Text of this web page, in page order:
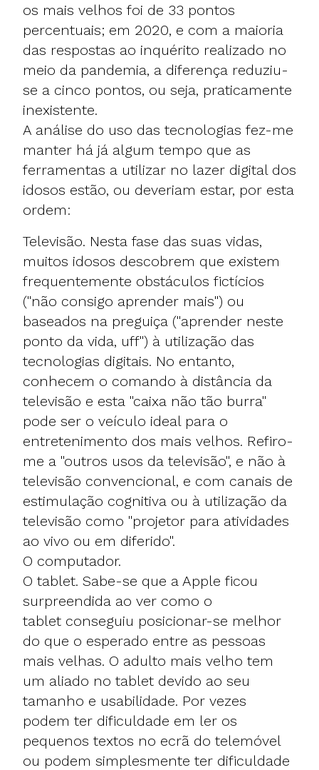
os mais velhos foi de 33 pontos
percentuais; em 2020, e com a maioria
das respostas ao inquérito realizado no
meio da pandemia, a diferença reduziu-
se a cinco pontos, ou seja, praticamente
inexistente.
A análise do uso das tecnologias fez-me
manter há já algum tempo que as
ferramentas a utilizar no lazer digital dos
idosos estão, ou deveriam estar, por esta
ordem:
Televisão. Nesta fase das suas vidas,
muitos idosos descobrem que existem
frequentemente obstáculos fictícios
("não consigo aprender mais") ou
baseados na preguiça ("aprender neste
ponto da vida, uff") à utilização das
tecnologias digitais. No entanto,
conhecem o comando à distância da
televisão e esta "caixa não tão burra"
pode ser o veículo ideal para o
entretenimento dos mais velhos. Refiro-
me a "outros usos da televisão", e não à
televisão convencional, e com canais de
estimulação cognitiva ou à utilização da
televisão como "projetor para atividades
ao vivo ou em diferido".
O computador.
O tablet. Sabe-se que a Apple ficou
surpreendida ao ver como o
tablet conseguiu posicionar-se melhor
do que o esperado entre as pessoas
mais velhas. O adulto mais velho tem
um aliado no tablet devido ao seu
tamanho e usabilidade. Por vezes
podem ter dificuldade em ler os
pequenos textos no ecrã do telemóvel
ou podem simplesmente ter dificuldade